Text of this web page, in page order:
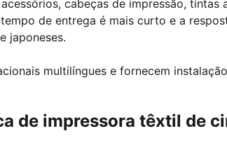
cabeças de impressão, tintas
de entrega é mais curto e a
japoneses.
multilíngues e fornecem instalação
de impressora têxtil de